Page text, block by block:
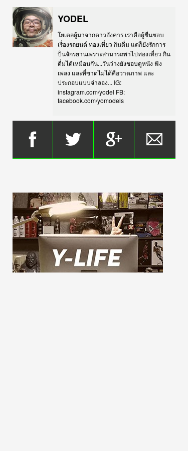
YODEL
โยเดลผู้มาจากดาวอังคาร เราคือผู้ชื่นชอบ
เรื่องรถยนต์ ท่องเที่ยว กินดื่ม แต่ก็ยังรักการ
ปั่นจักรยานเพราะสามารถพาไปท่องเที่ยว กิน
ดื่มได้เหมือนกัน...วันว่างยังชอบดูหนัง ฟัง
เพลง และที่ขาดไม่ได้คือวาดภาพ และ
ประกอบแบบจำลอง... IG:
instagram.com/yodel FB:
facebook.com/yomodels